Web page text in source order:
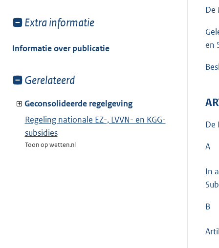
Toon
van:
Extra informatie
Informatie over publicatie
Toon
van:
Gerelateerd
Geconsolideerde regelgeving
Regeling nationale EZ-, LVVN- en KGG-
subsidies
Toon op wetten.nl
De
en
De
A
In
B